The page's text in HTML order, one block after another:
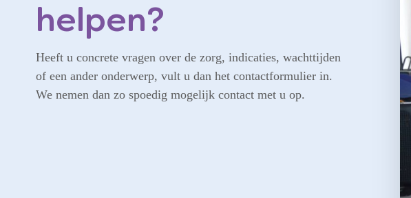
helpen?
Heeft u concrete vragen over de zorg, indicaties, wachttijden
of een ander onderwerp, vult u dan het contactformulier in.
We nemen dan zo spoedig mogelijk contact met u op.